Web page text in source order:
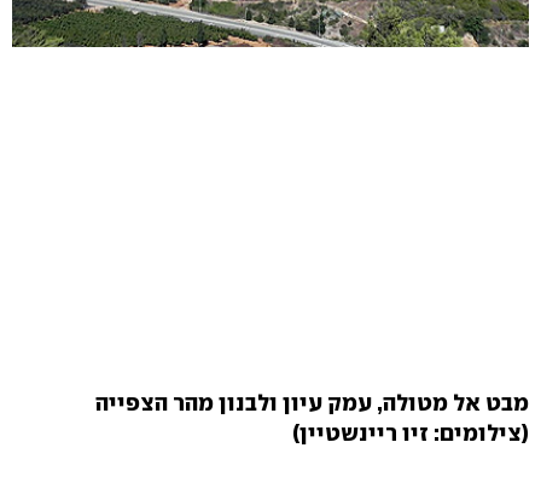
מבט אל מטולה, עמק עיון ולבנון מהר הצפייה
(צילומים: זיו ריינשטיין)